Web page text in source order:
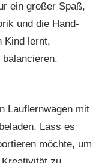
ein großer Spaß,
und die Hand-
Kind lernt,
Lauflernwagen mit
Lass es
möchte, um